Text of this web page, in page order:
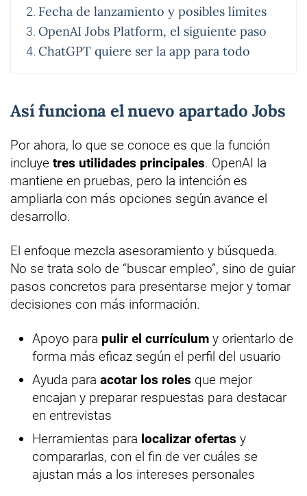
Fecha de lanzamiento y posibles límites
OpenAI Jobs Platform, el siguiente paso
ChatGPT quiere ser la app para todo
Así funciona el nuevo apartado Jobs
Por ahora, lo que se conoce es que la función
incluye tres utilidades principales. OpenAI la
mantiene en pruebas, pero la intención es
ampliarla con más opciones según avance el
desarrollo.
El enfoque mezcla asesoramiento y búsqueda.
No se trata solo de “buscar empleo”, sino de guiar
pasos concretos para presentarse mejor y tomar
decisiones con más información.
Apoyo para pulir el currículum y orientarlo de
forma más eficaz según el perfil del usuario
Ayuda para acotar los roles que mejor
encajan y preparar respuestas para destacar
en entrevistas
Herramientas para localizar ofertas y
compararlas, con el fin de ver cuáles se
ajustan más a los intereses personales